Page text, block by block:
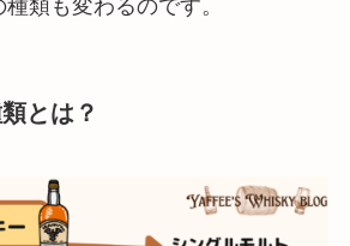
類も変わるのです。
とは？